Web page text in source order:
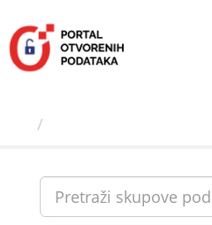
sadržaj